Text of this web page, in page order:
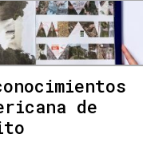
de